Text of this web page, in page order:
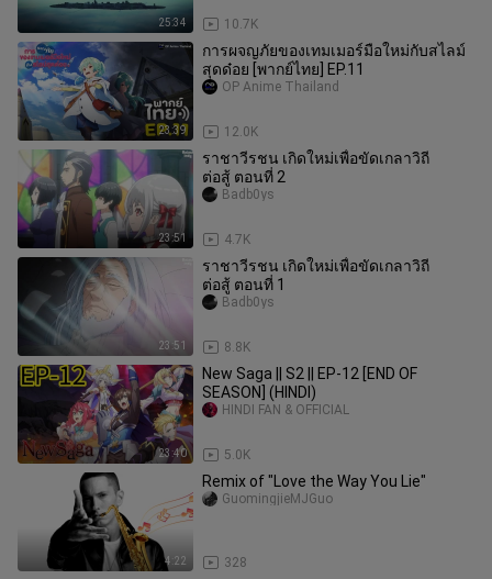
25:34 10.7K
23:39
การผจญภัยของเทมเมอร์มือใหม่กับสไลม์
สุดด๋อย [พากย์ไทย] EP.11
12.0K
OP Anime Thailand
23:51
ราชาวีรชน เกิดใหม่เพื่อขัดเกลาวิถี
ต่อสู้ ตอนที่ 2
4.7K
Badb0ys
23:51
ราชาวีรชน เกิดใหม่เพื่อขัดเกลาวิถี
ต่อสู้ ตอนที่ 1
8.8K
Badb0ys
23:40
New Saga || S2 || EP-12 [END OF
SEASON] (HINDI)
5.0K
HINDI FAN & OFFICIAL
4:22
Remix of "Love the Way You Lie"
328
GuomingjieMJGuo